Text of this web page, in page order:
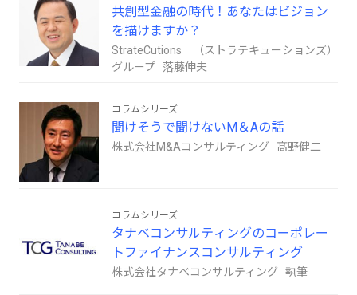
共創型金融の時代！あなたはビジョン
を描けますか？
StrateCutions （ストラテキューションズ）
グループ 落藤伸夫
コラムシリーズ
聞けそうで聞けないM＆Aの話
株式会社M&Aコンサルティング 髙野健二
コラムシリーズ
タナベコンサルティングのコーポレー
トファイナンスコンサルティング
株式会社タナベコンサルティング 執筆